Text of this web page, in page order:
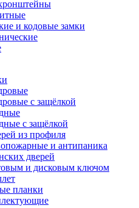
и кодовые замки
с защёлкой
с защёлкой
из профиля
и антипаника
дверей
и дисковым ключом
планки